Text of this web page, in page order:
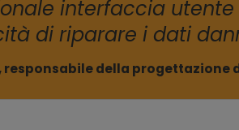
interfaccia
di riparare i dati
responsabile della progettazione